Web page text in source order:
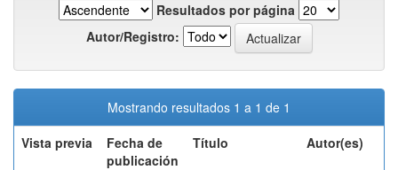
Resultados por página
Autor/Registro:
Mostrando resultados 1 a 1 de 1
Vista previa
Fecha de
publicación
Título Autor(es)